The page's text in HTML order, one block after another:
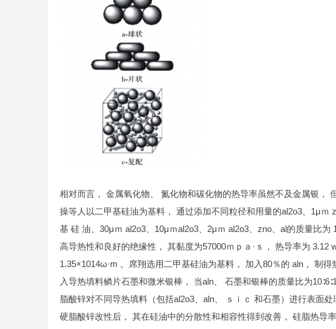
相对而言， 金属氧化物、 氮化物和碳化物的热导率虽然不及金属银，
操等人以二甲基硅油为基料， 通过添加不同粒径和用量的al2o3、1μ
基 硅 油、30μｍ al2o3、10μｍal2o3、2μｍ al2o3、zno、al的质量比为
高导热性和良好的绝缘性， 其黏度为57000ｍｐａ·ｓ， 热导率为 3.12
1.35×1014ω·m 。席翔选用二甲基硅油为基料， 加入80％的 aln， 制
入导热填料鳞片石墨和微米银棒， 当aln、 石墨和银棒的质量比为
脂酸锌对不同导热填料（包括al2o3、aln、 ｓｉｃ 和石墨）进行表面
硬脂酸锌改性后， 其在硅油中的分散性和相容性得到改善， 硅脂热导